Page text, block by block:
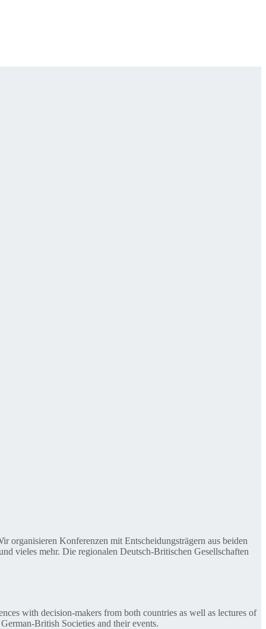
organisieren Konferenzen mit Entscheidungsträgern aus beiden
vieles mehr. Die regionalen Deutsch-Britischen Gesellschaften
with decision-makers from both countries as well as lectures of
British Societies and their events.